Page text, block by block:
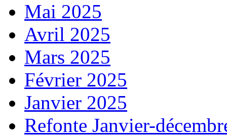
Mai 2025
Avril 2025
Mars 2025
Février 2025
Janvier 2025
Refonte Janvier-